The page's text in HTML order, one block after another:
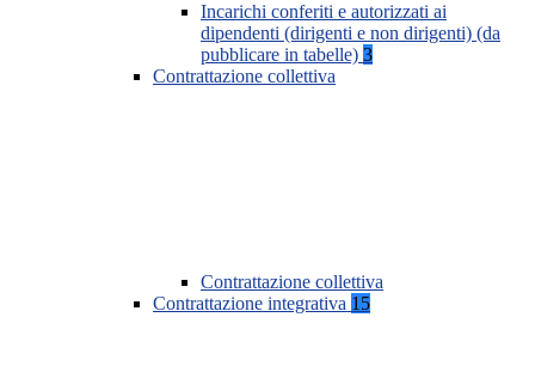
Incarichi conferiti e autorizzati ai
dipendenti (dirigenti e non dirigenti) (da
pubblicare in tabelle) 3
Contrattazione collettiva
Contrattazione collettiva
Contrattazione integrativa 15